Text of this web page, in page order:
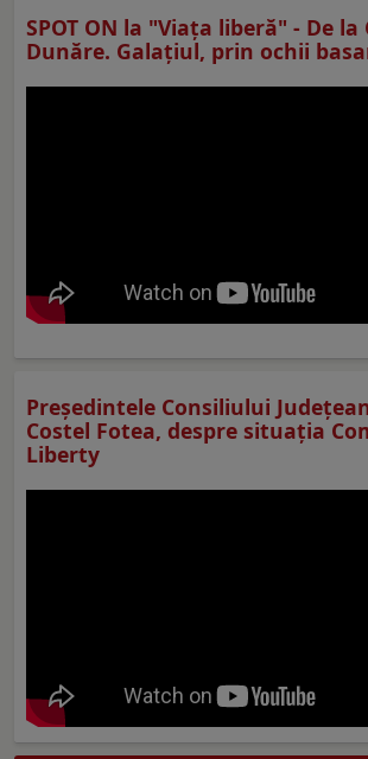
SPOT ON la "Viaţa liberă" - De
Dunăre. Galațiul, prin ochii
Preşedintele Consiliului
Costel Fotea, despre situaţia
Liberty